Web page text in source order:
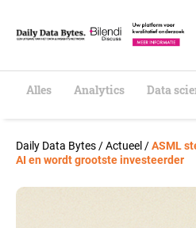
t
Alles Analytics Data
Daily Data Bytes /Actueel /ASML
AI en wordt grootste investeerder